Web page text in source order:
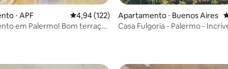
de 5, 248 avaliações
⋅ APF 4,94 de uma avaliação média de 5, 122
4,94 (122)
em Palermo! Bom terraço!
Apartamento ⋅ Buenos Aires
Casa Fulgoria - Palermo -